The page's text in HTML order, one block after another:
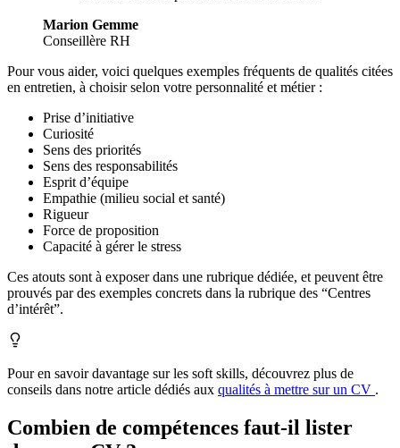
Marion Gemme
Conseillère RH
Pour vous aider, voici quelques exemples fréquents de qualités citées
en entretien, à choisir selon votre personnalité et métier :
Prise d’initiative
Curiosité
Sens des priorités
Sens des responsabilités
Esprit d’équipe
Empathie (milieu social et santé)
Rigueur
Force de proposition
Capacité à gérer le stress
Ces atouts sont à exposer dans une rubrique dédiée, et peuvent être
prouvés par des exemples concrets dans la rubrique des “Centres
d’intérêt”.
Pour en savoir davantage sur les soft skills, découvrez plus de
conseils dans notre article dédiés aux qualités à mettre sur un CV .
Combien de compétences faut-il lister